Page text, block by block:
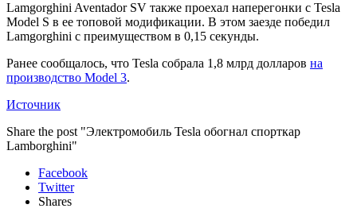
Lamgorghini Aventador SV также проехал наперегонки с Tesla
Model S в ее топовой модификации. В этом заезде победил
Lamgorghini с преимуществом в 0,15 секунды.
Ранее сообщалось, что Tesla собрала 1,8 млрд долларов на
производство Model 3.
Источник
Share the post "Электромобиль Tesla обогнал спорткар
Lamborghini"
Facebook
Twitter
Shares